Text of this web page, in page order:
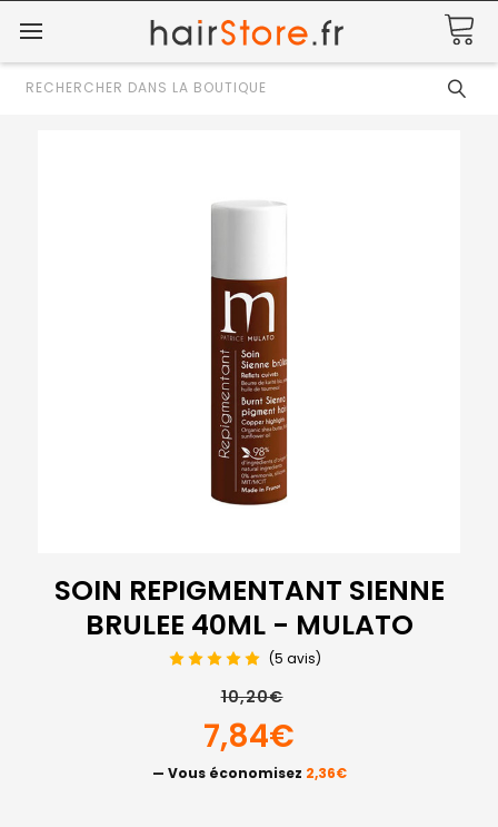
Rechercher
SOIN REPIGMENTANT SIENNE
BRULEE 40ML - MULATO
(5 avis)
10,20€
7,84€
— Vous économisez 2,36€